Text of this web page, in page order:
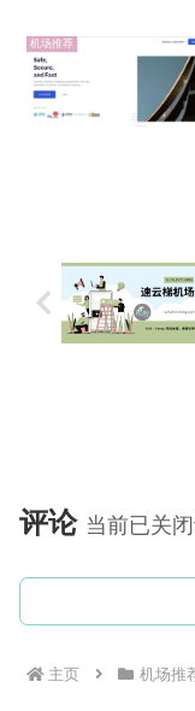
机场推荐
评论 当前已关
主页 机场推